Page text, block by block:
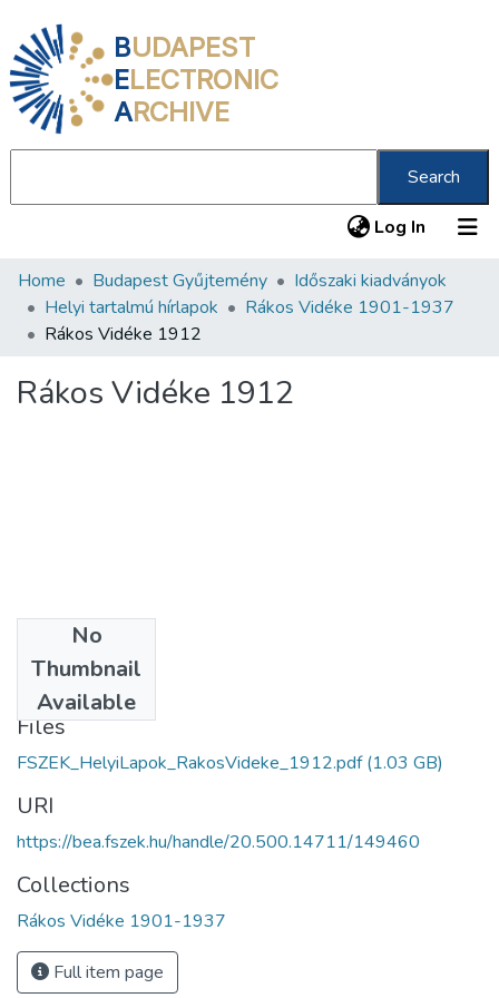
BUDAPEST
ELECTRONIC
ARCHIVE
Search
Log In (current)
Communities & Collections
All of DSpace
Home Budapest Gyűjtemény
Időszaki kiadványok
Helyi tartalmú hírlapok
Rákos Vidéke 1901-1937
Rákos Vidéke 1912
Rákos Vidéke 1912
No
Thumbnail
Available
1912
Files
FSZEK_HelyiLapok_RakosVideke_1912.pdf(1.03 GB)
URI
https://bea.fszek.hu/handle/20.500.14711/149460
Collections
Rákos Vidéke 1901-1937
Full item page